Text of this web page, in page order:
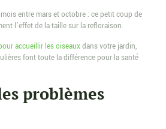
entre mars et octobre : ce petit coup de
l’effet de la taille sur la refloraison.
accueillir les oiseauxdans votre jardin,
font toute la différence pour la santé
problèmes